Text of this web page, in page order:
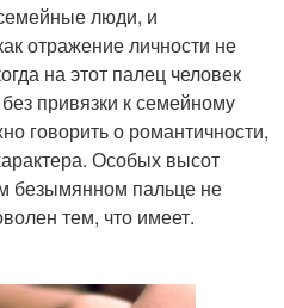
люди, и
отражение личности не
на этот палец человек
привязки к семейному
говорить о романтичности,
Особых высот
безымянном пальце не
тем, что имеет.